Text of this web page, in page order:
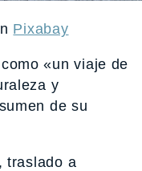
Pixabay
«un viaje de
y
de su
traslado a